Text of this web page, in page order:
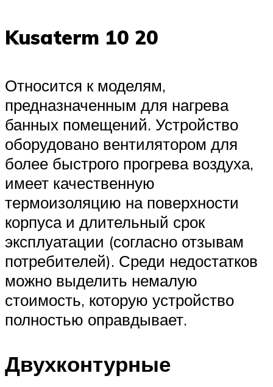
Kusaterm 10 20
Относится к моделям,
предназначенным для нагрева
банных помещений. Устройство
оборудовано вентилятором для
более быстрого прогрева воздуха,
имеет качественную
термоизоляцию на поверхности
корпуса и длительный срок
эксплуатации (согласно отзывам
потребителей). Среди недостатков
можно выделить немалую
стоимость, которую устройство
полностью оправдывает.
Двухконтурные